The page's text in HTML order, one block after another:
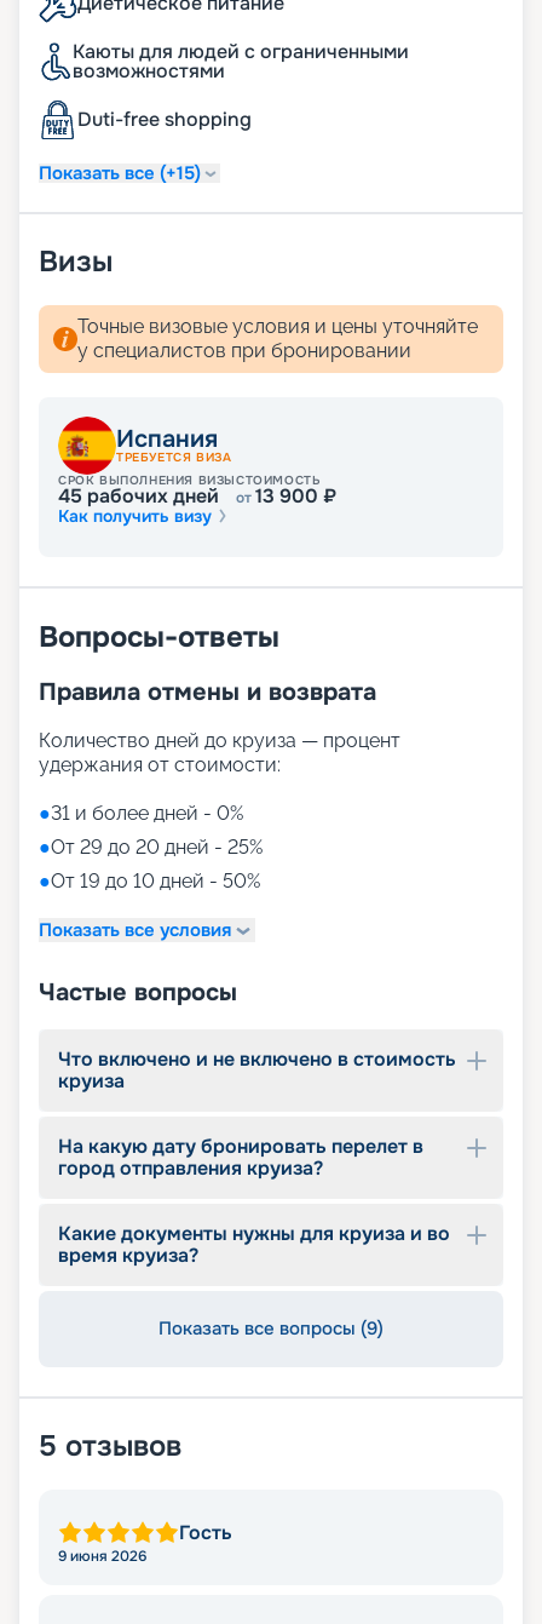
театрализованные представления, дискотеки –
найдется всё!
Как купить путевку
Подробное описание маршрутов, фото лайнера,
расписание круизов и цены на сезон 2026 - 2027
компании «Круиз.онлайн» можно не выходя из
Каюты для людей с ограниченными
возможностями
Duti-free shopping
Показать все (+15)
Визы
Точные визовые условия и цены уточняйте
у специалистов при бронировании
Испания
ТРЕБУЕТСЯ ВИЗА
СРОК ВЫПОЛНЕНИЯ ВИЗЫ
45 рабочих дней
СТОИМОСТЬ
от13 900 ₽
Как получить визу
Вопросы-ответы
Правила отмены и возврата
Количество дней до круиза — процент
удержания от стоимости:
●31 и более дней - 0%
●От 29 до 20 дней - 25%
●От 19 до 10 дней - 50%
Показать все условия
Частые вопросы
Что включено и не включено в стоимость
круиза
На какую дату бронировать перелет в
город отправления круиза?
Какие документы нужны для круиза и во
время круиза?
Показать все вопросы (9)
5 отзывов
Гость
9 июня 2026